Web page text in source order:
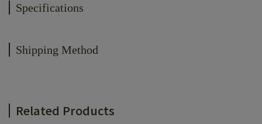
Specifications
Shipping Method
Related Products